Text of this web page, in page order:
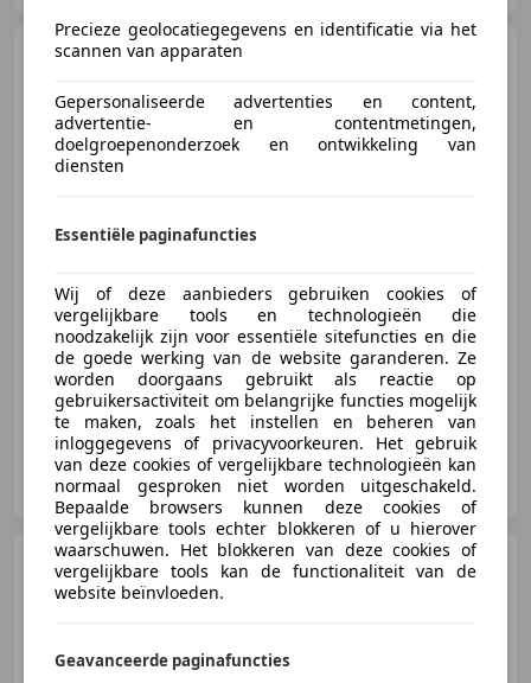
12/2015 125.724 km
Elektro/Benzine
150 kW (204 PK)
Autospot Dijk
NL-7696 BG BRUCHT
Volkswagen Polo1.0 TSI
Highline DSG | Schuifdak |
Precieze geolocatiegegevens en identificatie via het
scannen van apparaten
Gepersonaliseerde advertenties en content,
advertentie- en contentmetingen,
doelgroepenonderzoek en ontwikkeling van
diensten
Essentiële paginafuncties
Wij of deze aanbieders gebruiken cookies of
vergelijkbare tools en technologieën die
noodzakelijk zijn voor essentiële sitefuncties en die
de goede werking van de website garanderen. Ze
worden doorgaans gebruikt als reactie op
gebruikersactiviteit om belangrijke functies mogelijk
te maken, zoals het instellen en beheren van
inloggegevens of privacyvoorkeuren. Het gebruik
van deze cookies of vergelijkbare technologieën kan
normaal gesproken niet worden uitgeschakeld.
Bepaalde browsers kunnen deze cookies of
vergelijkbare tools echter blokkeren of u hierover
waarschuwen. Het blokkeren van deze cookies of
vergelijkbare tools kan de functionaliteit van de
website beïnvloeden.
Geavanceerde paginafuncties